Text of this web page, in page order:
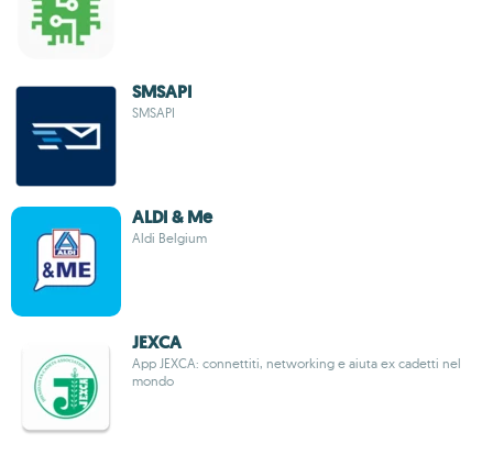
SMSAPI
SMSAPI
ALDI & Me
Aldi Belgium
JEXCA
App JEXCA: connettiti, networking e aiuta ex cadetti nel
mondo